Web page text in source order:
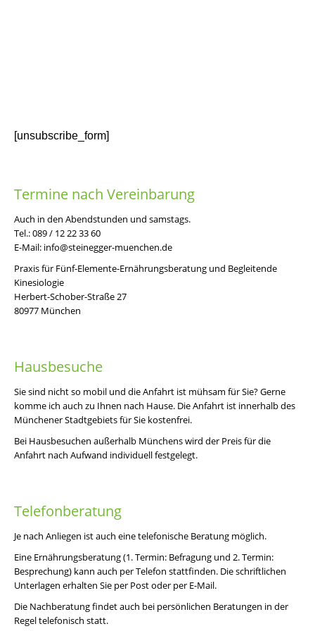
[unsubscribe_form]
Termine nach Vereinbarung
Auch in den Abendstunden und samstags.
Tel.:089 / 12 22 33 60
E-Mail: info@steinegger-muenchen.de
Praxis für Fünf-Elemente-Ernährungsberatung und Begleitende
Kinesiologie
Herbert-Schober-Straße 27
80977 München
Hausbesuche
Sie sind nicht so mobil und die Anfahrt ist mühsam für Sie? Gerne
komme ich auch zu Ihnen nach Hause. Die Anfahrt ist innerhalb des
Münchener Stadtgebiets für Sie kostenfrei.
Bei Hausbesuchen außerhalb Münchens wird der Preis für die
Anfahrt nach Aufwand individuell festgelegt.
Telefonberatung
Je nach Anliegen ist auch eine telefonische Beratung möglich.
Eine Ernährungsberatung (1. Termin: Befragung und 2. Termin:
Besprechung) kann auch per Telefon stattfinden. Die schriftlichen
Unterlagen erhalten Sie per Post oder per E-Mail.
Die Nachberatung findet auch bei persönlichen Beratungen in der
Regel telefonisch statt.